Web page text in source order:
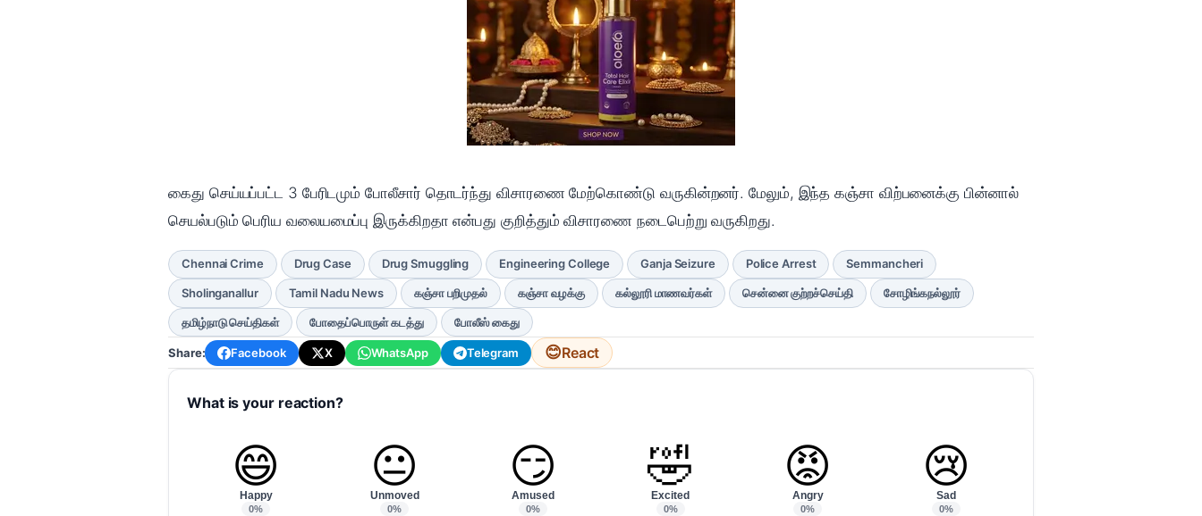
கைது செய்யப்பட்ட 3 பேரிடமும் போலீசார் தொடர்ந்து விசாரணை மேற்கொண்டு வருகின்றனர். மேலும், இந்த கஞ்சா விற்பனைக்கு பின்னால்
செயல்படும் பெரிய வலையமைப்பு இருக்கிறதா என்பது குறித்தும் விசாரணை நடைபெற்று வருகிறது.
Chennai Crime Drug Case Drug Smuggling Engineering College Ganja Seizure Police Arrest Semmancheri
Sholinganallur Tamil Nadu News கஞ்சா பறிமுதல் கஞ்சா வழக்கு கல்லூரி மாணவர்கள் சென்னை குற்றச்செய்தி சோழிங்கநல்லூர்
தமிழ்நாடு செய்திகள் போதைப்பொருள் கடத்து போலீஸ் கைது
Share: Facebook X WhatsApp Telegram 😊React
What is your reaction?
😄
Happy
0%
😐
Unmoved
0%
😏
Amused
0%
🤣
Excited
0%
😡
Angry
0%
😢
Sad
0%